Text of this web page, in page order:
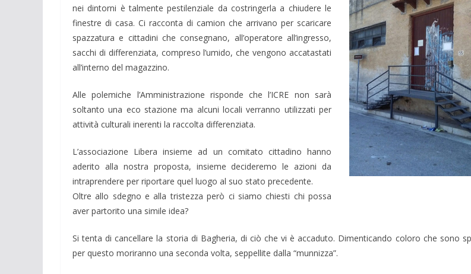
nei dintorni è talmente pestilenziale da costringerla a chiudere le
finestre di casa. Ci racconta di camion che arrivano per scaricare
spazzatura e cittadini che consegnano, all’operatore all’ingresso,
sacchi di differenziata, compreso l’umido, che vengono accatastati
all’interno del magazzino.
Alle polemiche l’Amministrazione risponde che l’ICRE non sarà
soltanto una eco stazione ma alcuni locali verranno utilizzati per
attività culturali inerenti la raccolta differenziata.
L’associazione Libera insieme ad un comitato cittadino hanno
aderito alla nostra proposta, insieme decideremo le azioni da
intraprendere per riportare quel luogo al suo stato precedente.
Oltre allo sdegno e alla tristezza però ci siamo chiesti chi possa
aver partorito una simile idea?
Si tenta di cancellare la storia di Bagheria, di ciò che vi è accaduto. Dimenticando coloro che sono
per questo moriranno una seconda volta, seppellite dalla “munnizza”.